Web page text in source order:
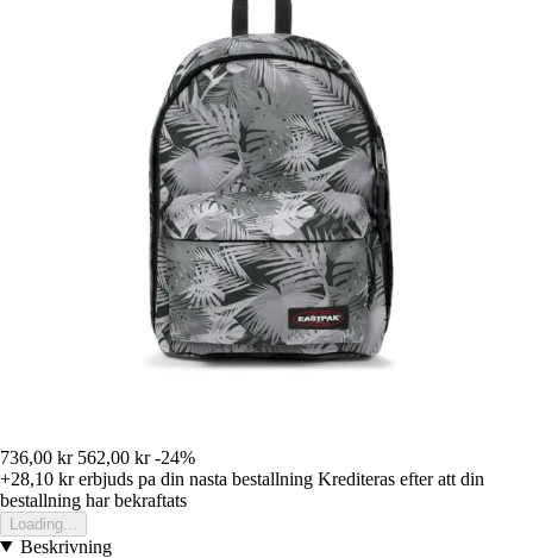
736,00 kr 562,00 kr -24%
+28,10 krerbjuds pa din nasta bestallning Krediteras efter att din
bestallning har bekraftats
Loading...
Beskrivning